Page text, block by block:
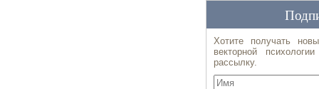
Хотите получать
векторной
рассылку.